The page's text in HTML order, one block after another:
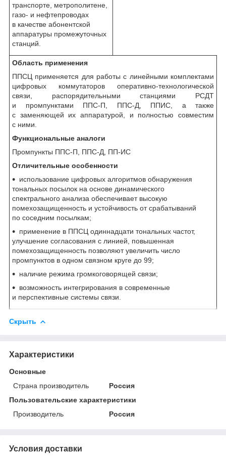
транспорте, метрополитене,
газо- и нефтепроводах
в качестве абонентской
аппаратуры промежуточных
станций.
Область применения
ППСЦ применяется для работы с линейными комплектами
цифровых коммутаторов оперативно-технологической
связи, распорядительными станциями РСДТ
и промпунктами ППС-П, ППС-Д, ППИС, а также
с заменяющей их аппаратурой, и полностью совместим
с ними.
Функциональные аналоги
Промпункты ППС-П, ППС-Д, ПП-ИС
Отличительные особенности
использование цифровых алгоритмов обнаружения
тональных посылок на основе динамического
спектрального анализа обеспечивает высокую
помехозащищенность и устойчивость от срабатываний
по соседним посылкам;
применение в ППСЦ одиннадцати тональных частот,
улучшение согласования с линией, повышенная
помехозащищенность позволяют увеличить число
промпунктов в одном связном круге до 99;
наличие режима громкоговорящей связи;
возможность интегрирования в современные
и перспективные системы связи.
Скрыть
Характеристики
Основные
Страна производитель
Россия
Пользовательские характеристики
Производитель
Россия
Условия доставки